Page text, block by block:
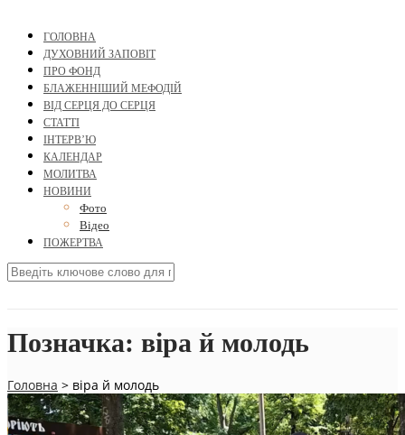
ГОЛОВНА
ДУХОВНИЙ ЗАПОВІТ
ПРО ФОНД
БЛАЖЕННІШИЙ МЕФОДІЙ
ВІД СЕРЦЯ ДО СЕРЦЯ
СТАТТІ
ІНТЕРВ’Ю
КАЛЕНДАР
МОЛИТВА
НОВИНИ
Фото
Відео
ПОЖЕРТВА
Позначка: віра й молодь
Головна > віра й молодь